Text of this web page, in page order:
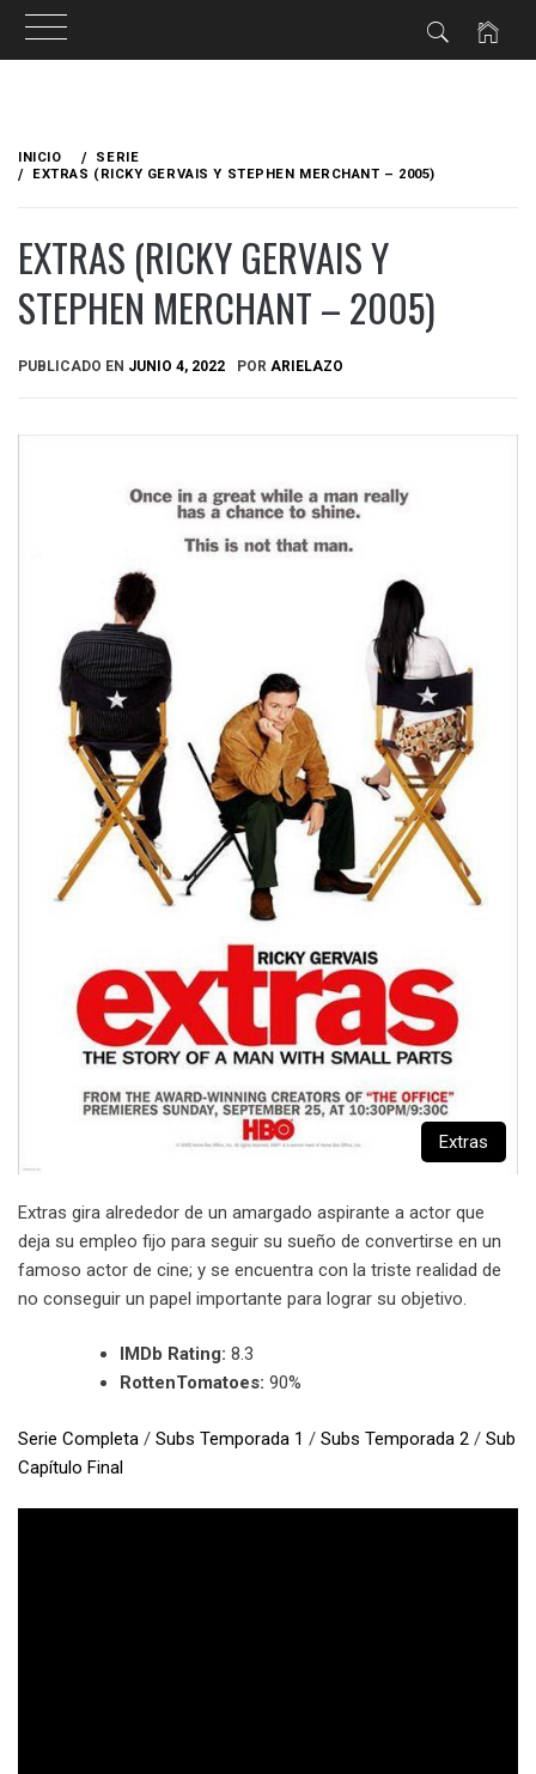
contenido
INICIO
SERIE
EXTRAS (RICKY GERVAIS Y STEPHEN MERCHANT – 2005)
EXTRAS (RICKY GERVAIS Y
STEPHEN MERCHANT – 2005)
PUBLICADO EN JUNIO 4, 2022 POR ARIELAZO
Extras
Extras gira alrededor de un amargado aspirante a actor que
deja su empleo fijo para seguir su sueño de convertirse en un
famoso actor de cine; y se encuentra con la triste realidad de
no conseguir un papel importante para lograr su objetivo.
IMDb Rating: 8.3
RottenTomatoes: 90%
Serie Completa / Subs Temporada 1 / Subs Temporada 2 / Sub
Capítulo Final